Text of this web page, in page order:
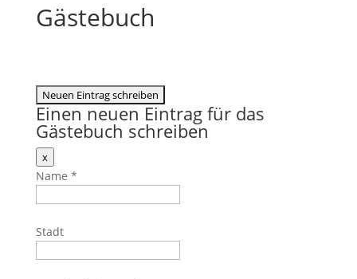
Gästebuch
Einen neuen Eintrag für das
Gästebuch schreiben
xDieses
Formular
ausblenden
Name *
Stadt